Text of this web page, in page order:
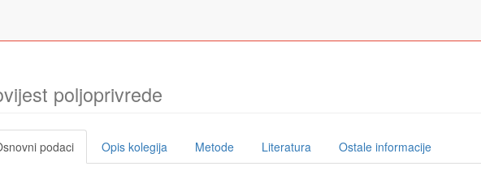
poljoprivrede
podaci Opis kolegija Metode Literatura Ostale informacije